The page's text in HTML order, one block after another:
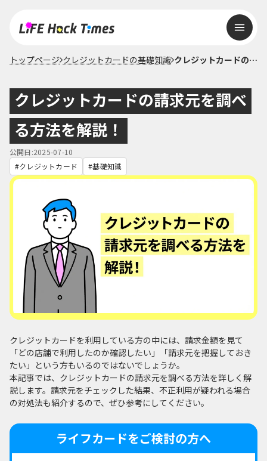
トップページ クレジットカードの基礎知識 クレジットカードの請求元を調べる方法を解説！
クレジットカードの請求元を調べ
る方法を解説！
公開日:2025-07-10
クレジットカード
基礎知識
クレジットカードを利用している方の中には、請求金額を見て
「どの店舗で利用したのか確認したい」「請求元を把握しておき
たい」という方もいるのではないでしょうか。
本記事では、クレジットカードの請求元を調べる方法を詳しく解
説します。請求元をチェックした結果、不正利用が疑われる場合
の対処法も紹介するので、ぜひ参考にしてください。
ライフカードをご検討の方へ